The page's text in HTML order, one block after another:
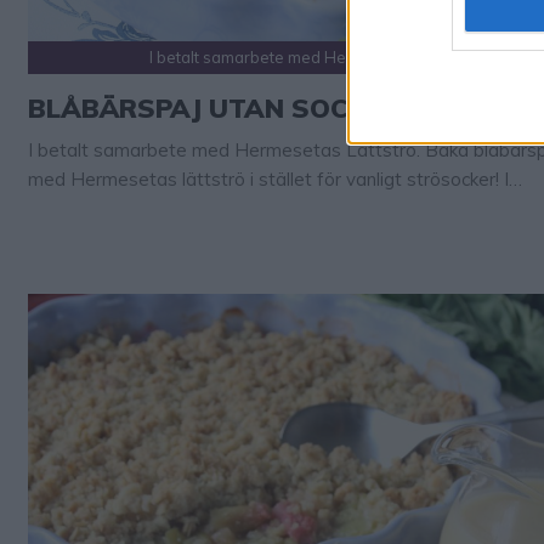
I betalt samarbete med Hermesetas Lättströ.
BLÅBÄRSPAJ UTAN SOCKER
I betalt samarbete med Hermesetas Lättströ. Baka
med Hermesetas lättströ i stället för vanligt strösocker! I
kalorier och det påverkar inte blodsockret. Perfekt för …